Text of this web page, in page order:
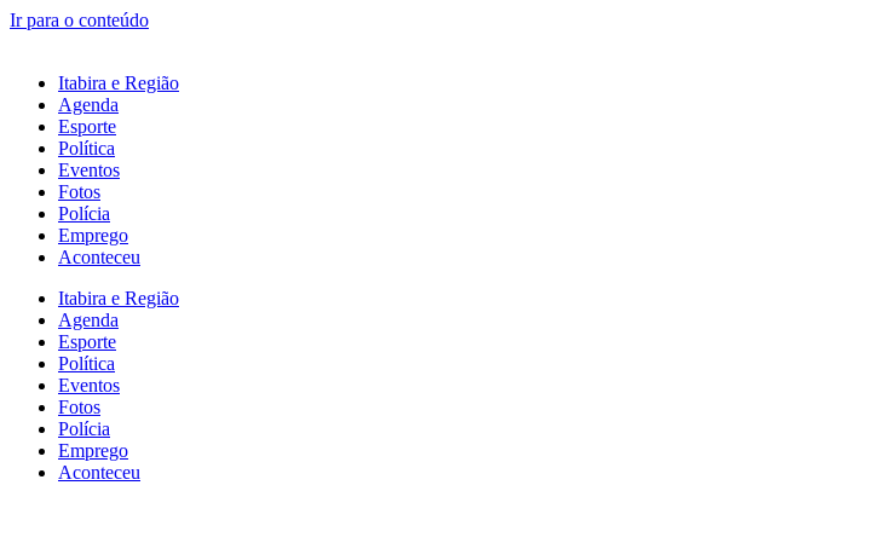
Ir para o conteúdo
Itabira e Região
Agenda
Esporte
Política
Eventos
Fotos
Polícia
Emprego
Aconteceu
Itabira e Região
Agenda
Esporte
Política
Eventos
Fotos
Polícia
Emprego
Aconteceu